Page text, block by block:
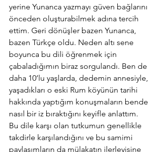
yerine Yunanca yazmayı güven bağlarını
önceden oluşturabilmek adına tercih
ettim. Geri dönüşler bazen Yunanca,
bazen Türkçe oldu. Neden altı sene
boyunca bu dili öğrenmek için
çabaladığımın biraz sorgulandı. Ben de
daha 10’lu yaşlarda, dedemin annesiyle,
yaşadıkları o eski Rum köyünün tarihi
hakkında yaptığım konuşmaların bende
nasıl bir iz bıraktığını keyifle anlattım.
Bu dile karşı olan tutkumun genellikle
takdirle karşılandığını ve bu samimi
paylaşımların da mülakatın ilerleyişine